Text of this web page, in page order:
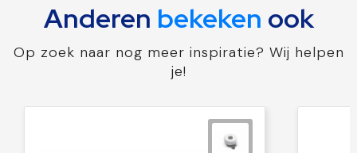
Anderen bekeken ook
Op zoek naar nog meer inspiratie? Wij helpen
je!